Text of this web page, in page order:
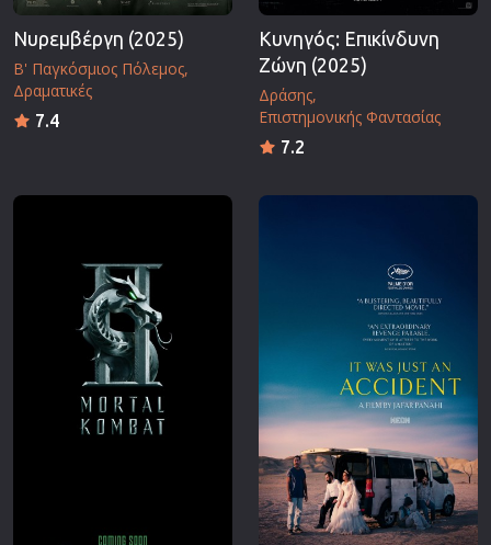
Νυρεμβέργη (2025)
Β' Παγκόσμιος Πόλεμος
Δραματικές
7.4
Κυνηγός: Επικίνδυνη
Ζώνη (2025)
Δράσης
Επιστημονικής Φαντασίας
7.2